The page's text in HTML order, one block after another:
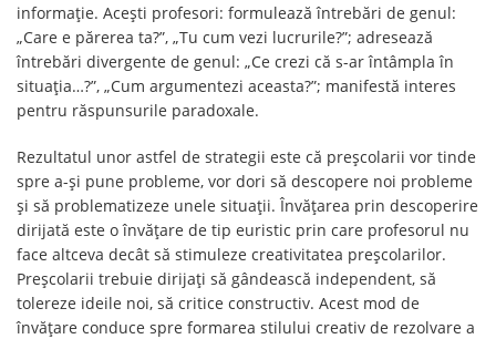
informație. Acești profesori: formulează întrebări de genul:
„Care e părerea ta?”, „Tu cum vezi lucrurile?”; adresează
întrebări divergente de genul: „Ce crezi că s-ar întâmpla în
situația…?”, „Cum argumentezi aceasta?”; manifestă interes
pentru răspunsurile paradoxale.
Rezultatul unor astfel de strategii este că preșcolarii vor tinde
spre a-și pune probleme, vor dori să descopere noi probleme
și să problematizeze unele situații. Învățarea prin descoperire
dirijată este o învățare de tip euristic prin care profesorul nu
face altceva decât să stimuleze creativitatea preșcolarilor.
Preșcolarii trebuie dirijați să gândească independent, să
tolereze ideile noi, să critice constructiv. Acest mod de
învățare conduce spre formarea stilului creativ de rezolvare a